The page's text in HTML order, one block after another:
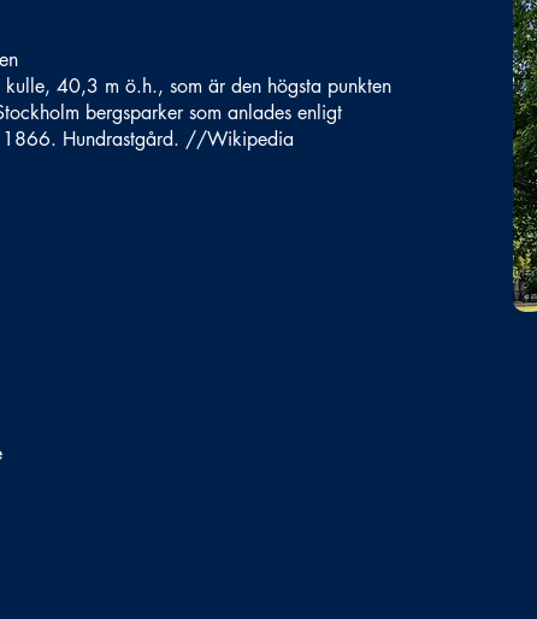
40,3 m ö.h., som är den högsta punkten
bergsparker som anlades enligt
1866. Hundrastgård. //Wikipedia